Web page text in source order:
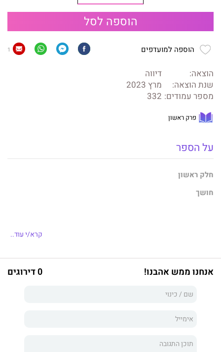
הוספה לסל
הוספה למועדפים 1
הוצאה:
דיווה
שנת הוצאה:
מרץ 2023
מספר עמודים: 332
פרק ראשון
על הספר
חלק ראשון
חושך
נותרתי בודדה ומרוסקת עד שהכרתי שני גברים זרים, שעזרו לי להכיל
את הכאב ואמצו אותי למשפחתם. הם הפכו לאחיי ולכל עולמי, כפי
שאני הפכתי לכל עולמם, עד שלילה אחד רוי טורו פלש לחיינו וגזל
ואחכה שיצילו אותי, אבל אני מוכנה לשלם את המחיר, גם אם הלשון
רוי טורו
קרא/י עוד..
אנחנו ממש אהבנו! 0 דירוגים